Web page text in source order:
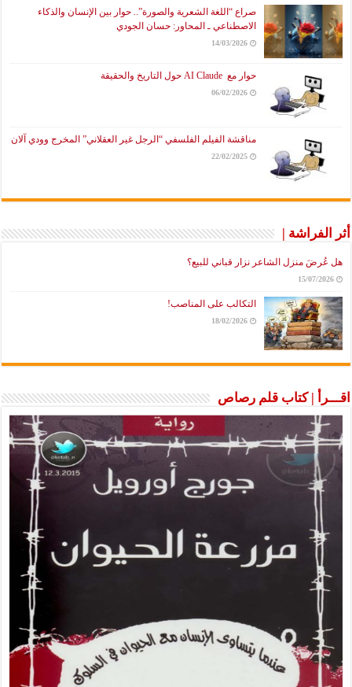
صراع “اللغة الشعرية والصورة”.. حوار بين الإنسان والذكاء
الاصطناعي ـ المحاور: حسان الجودي
14/03/2026
حوار مع AI Claude حول التاريخ والحقيقة
06/02/2026
مناقشة الفيلم الفلسفي “الرجل غير العقلاني” المخرج وودي آلان
22/02/2025
أثر الفراشة |
هل عُرضَ منزل الشاعر نزار قباني للبيع؟
15/07/2026
التكالب على المناصب!
18/02/2026
اقـــرأ | كتاب قلم رصاص